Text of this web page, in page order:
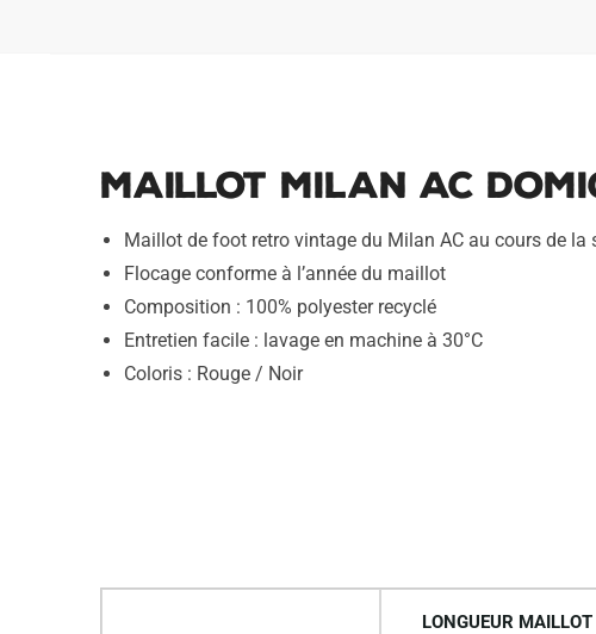
Maillot Milan AC
Maillot de foot retro vintage du Milan AC au cours de la
Flocage conforme à l’année du maillot
Composition : 100% polyester recyclé
Entretien facile : lavage en machine à 30°C
Coloris : Rouge / Noir
LONGUEUR MAILLOT